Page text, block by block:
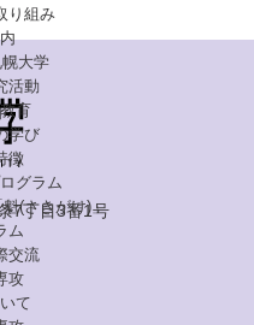
り組み
大学
活動
育
学び
徴
グラム
(さきがけ)」
ム
交流
攻
て
7丁目3番1号